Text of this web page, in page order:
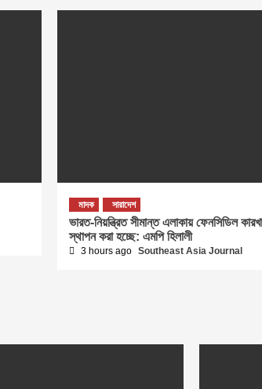
মাদক সারাদেশ
ভারত-নিয়ন্ত্রিত সীমান্ত এলাকায় ফেনসিডিল
স্থাপন করা হচ্ছে: এমপি হিলালী
3 hours ago Southeast Asia Journal